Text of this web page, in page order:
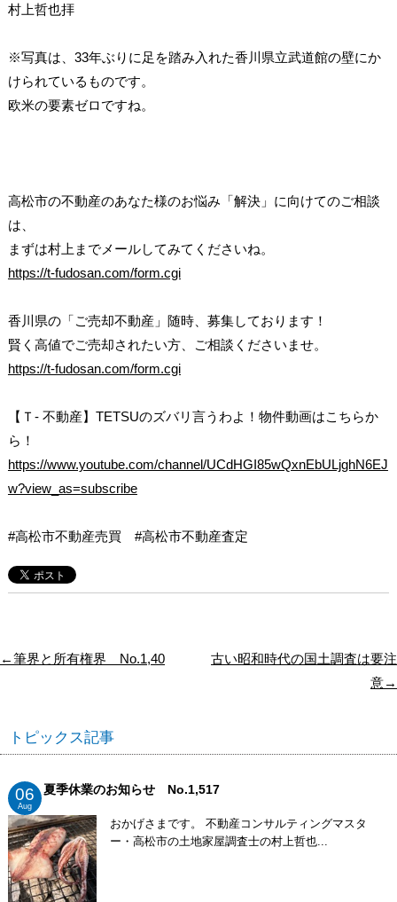
村上哲也拝
※写真は、33年ぶりに足を踏み入れた香川県立武道館の壁にか
けられているものです。
欧米の要素ゼロですね。
高松市の不動産のあなた様のお悩み「解決」に向けてのご相談
は、
まずは村上までメールしてみてくださいね。
https://t-fudosan.com/form.cgi
香川県の「ご売却不動産」随時、募集しております！
賢く高値でご売却されたい方、ご相談くださいませ。
https://t-fudosan.com/form.cgi
【Ｔ- 不動産】TETSUのズバリ言うわよ！物件動画はこちらか
ら！
https://www.youtube.com/channel/UCdHGI85wQxnEbULjghN6EJ
w?view_as=subscribe
#高松市不動産売買 #高松市不動産査定
←筆界と所有権界 No.1,40
古い昭和時代の国土調査は要注
意→
トピックス記事
06
Aug
夏季休業のお知らせ No.1,517
おかげさまです。 不動産コンサルティングマスタ
ー・高松市の土地家屋調査士の村上哲也...